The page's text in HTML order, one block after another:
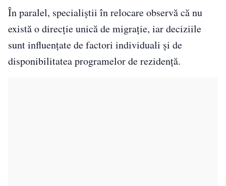
În paralel, specialiștii în relocare observă că nu
există o direcție unică de migrație, iar deciziile
sunt influențate de factori individuali și de
disponibilitatea programelor de rezidență.